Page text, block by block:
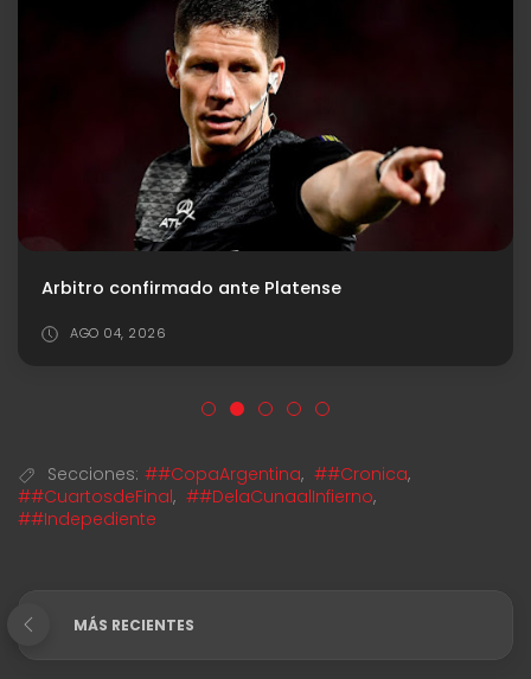
AGO 03, 2026
Secciones: ##CopaArgentina, ##Cronica,
##CuartosdeFinal, ##DelaCunaalInfierno,
##Indepediente
MÁS RECIENTES